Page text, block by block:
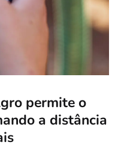
permite o
a distância